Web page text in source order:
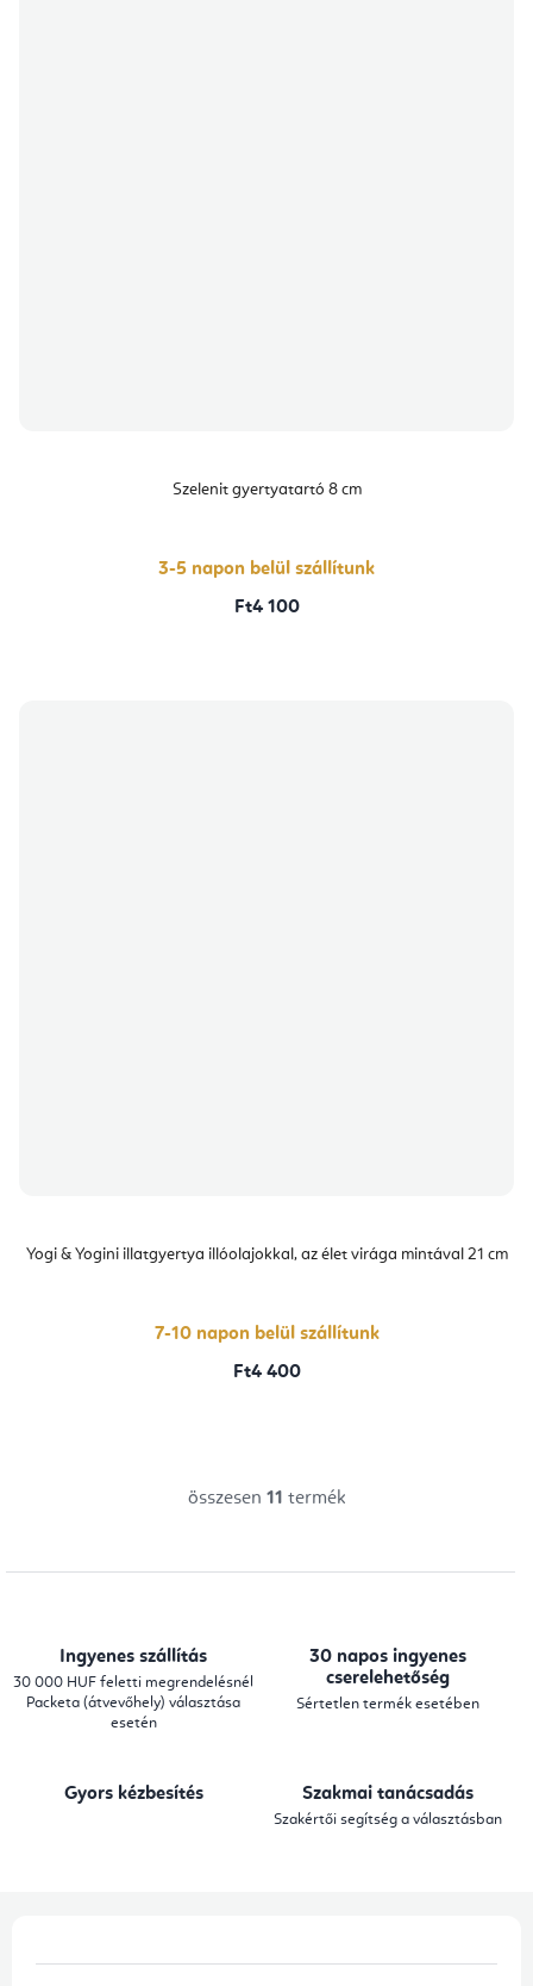
Szelenit gyertyatartó 8 cm
3-5 napon belül szállítunk
Ft4 100
Yogi & Yogini illatgyertya illóolajokkal, az élet virága mintával 21 cm
7-10 napon belül szállítunk
Ft4 400
s
y
összesen 11 termék
Ingyenes szállítás
30 000 HUF feletti megrendelésnél
Packeta (átvevőhely) választása
esetén
30 napos ingyenes
cserelehetőség
Sértetlen termék esetében
Gyors kézbesítés Szakmai tanácsadás
Szakértői segítség a választásban